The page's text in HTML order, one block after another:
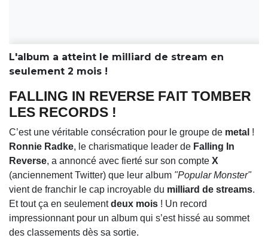
L'album a atteint le milliard de stream en
seulement 2 mois !
FALLING IN REVERSE FAIT TOMBER
LES RECORDS !
C’est une véritable consécration pour le groupe de metal !
Ronnie Radke, le charismatique leader de Falling In
Reverse, a annoncé avec fierté sur son compte X
(anciennement Twitter) que leur album "Popular Monster"
vient de franchir le cap incroyable du milliard de streams.
Et tout ça en seulementdeux mois ! Un record
impressionnant pour un album qui s’est hissé au sommet
des classements dès sa sortie.